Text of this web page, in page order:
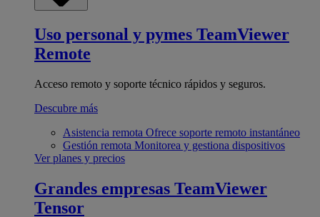
Uso personal y pymes TeamViewer
Remote
Acceso remoto y soporte técnico rápidos y seguros.
Descubre más
Asistencia remota Ofrece soporte remoto instantáneo
Gestión remota Monitorea y gestiona dispositivos
Ver planes y precios
Grandes empresas TeamViewer
Tensor